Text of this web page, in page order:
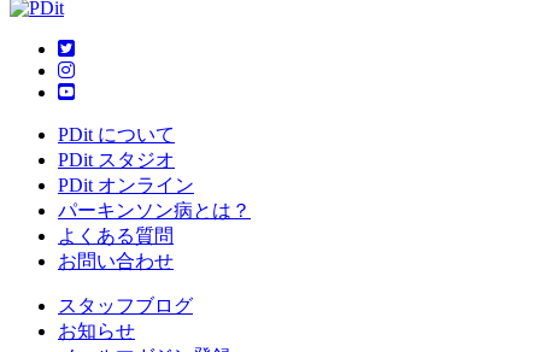
PDit について
PDit スタジオ
PDit オンライン
パーキンソン病とは？
よくある質問
お問い合わせ
スタッフブログ
お知らせ